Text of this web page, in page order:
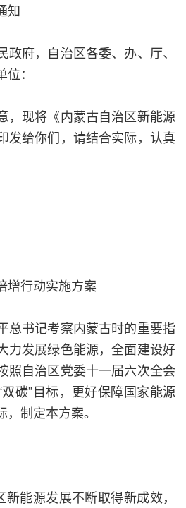
知
府，自治区各委、办、厅、
：
，现将《内蒙古自治区新能源
发给你们，请结合实际，认真
增行动实施方案
总书记考察内蒙古时的重要指
力发展绿色能源，全面建设好
照自治区党委十一届六次全会
碳”目标，更好保障国家能源
制定本方案。
能源发展不断取得新成效，